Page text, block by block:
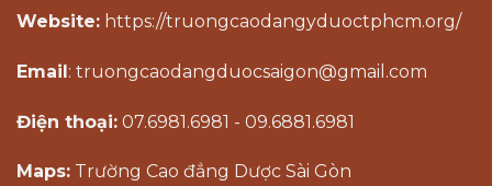
Website: https://truongcaodangyduoctphcm.org/
Email: truongcaodangduocsaigon@gmail.com
Điện thoại: 07.6981.6981 - 09.6881.6981
Maps: Trường Cao đẳng Dược Sài Gòn